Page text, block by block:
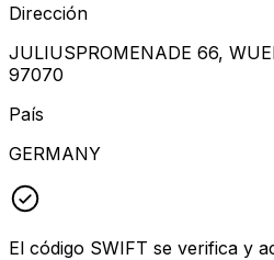
Dirección
JULIUSPROMENADE 66,
97070
País
GERMANY
El código SWIFT se verifica y